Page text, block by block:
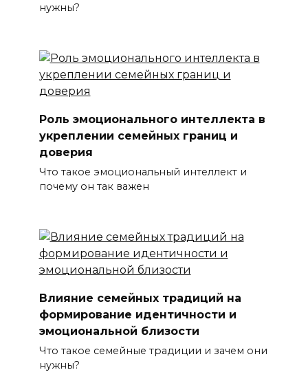
нужны?
Роль эмоционального интеллекта в
укреплении семейных границ и
доверия
Что такое эмоциональный интеллект и
почему он так важен
Влияние семейных традиций на
формирование идентичности и
эмоциональной близости
Что такое семейные традиции и зачем они
нужны?